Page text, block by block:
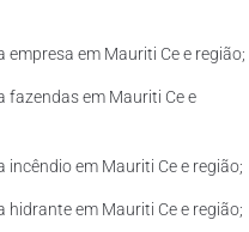
em Mauriti Ce e região;
fazendas em Mauriti Ce e
em Mauriti Ce e região;
em Mauriti Ce e região;